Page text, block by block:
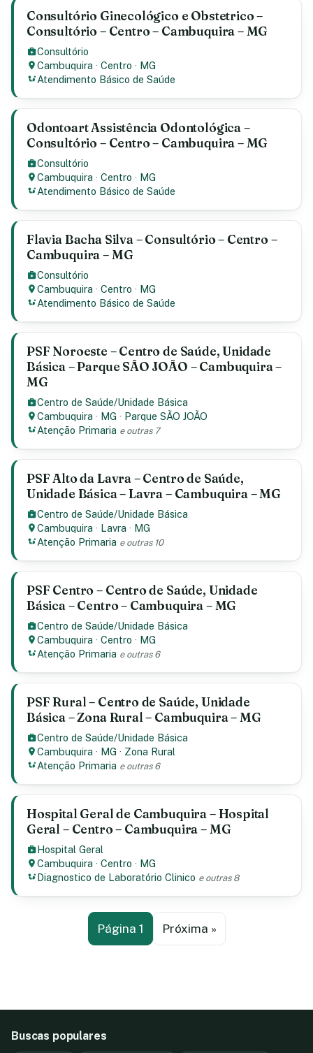
Consultório Ginecológico e Obstetrico –
Consultório – Centro – Cambuquira – MG
Consultório
Cambuquira ·Centro · MG
Atendimento Básico de Saúde
Odontoart Assistência Odontológica –
Consultório – Centro – Cambuquira – MG
Consultório
Cambuquira ·Centro · MG
Atendimento Básico de Saúde
Flavia Bacha Silva – Consultório – Centro –
Cambuquira – MG
Consultório
Cambuquira ·Centro · MG
Atendimento Básico de Saúde
PSF Noroeste – Centro de Saúde, Unidade
Básica – Parque SÃO JOÃO – Cambuquira –
MG
Centro de Saúde/Unidade Básica
Cambuquira · MG · Parque SÃO JOÃO
Atenção Primaria e outras 7
PSF Alto da Lavra – Centro de Saúde,
Unidade Básica – Lavra – Cambuquira – MG
Centro de Saúde/Unidade Básica
Cambuquira · Lavra · MG
Atenção Primaria e outras 10
PSF Centro – Centro de Saúde, Unidade
Básica – Centro – Cambuquira – MG
Centro de Saúde/Unidade Básica
Cambuquira ·Centro · MG
Atenção Primaria e outras 6
PSF Rural – Centro de Saúde, Unidade
Básica – Zona Rural – Cambuquira – MG
Centro de Saúde/Unidade Básica
Cambuquira · MG · Zona Rural
Atenção Primaria e outras 6
Hospital Geral de Cambuquira – Hospital
Geral – Centro – Cambuquira – MG
Hospital Geral
Cambuquira ·Centro · MG
Diagnostico de Laboratório Clinico e outras 8
Página 1 Próxima »
Buscas populares